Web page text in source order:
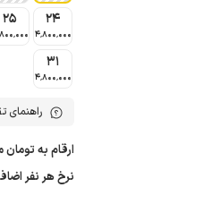
24
4٬800٬000
25
31
4٬800٬000
راهنمای
ارقام به
نرخ هر نفر